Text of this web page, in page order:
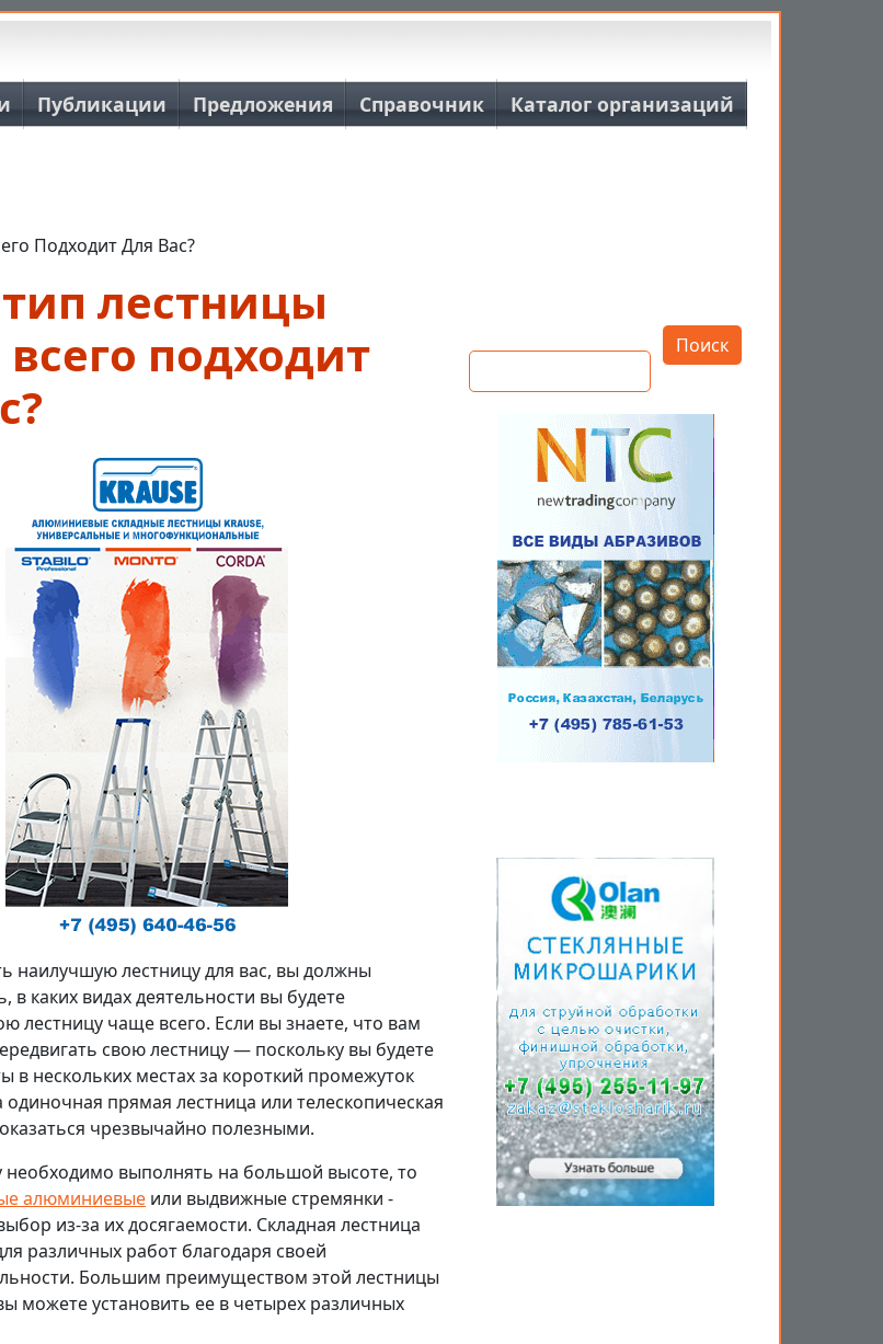
навигация
Публикации Предложения Справочник Каталог организаций
Подходит Для Вас?
лестницы
подходит
наилучшую лестницу для вас, вы должны
в каких видах деятельности вы будете
лестницу чаще всего. Если вы знаете, что вам
свою лестницу — поскольку вы будете
в нескольких местах за короткий промежуток
прямая лестница или телескопическая
чрезвычайно полезными.
необходимо выполнять на большой высоте, то
алюминиевые или выдвижные стремянки -
из-за их досягаемости. Складная лестница
различных работ благодаря своей
Большим преимуществом этой лестницы
можете установить ее в четырех различных